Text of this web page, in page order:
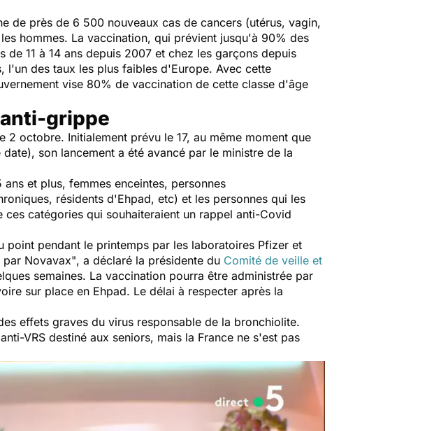
de près de 6 500 nouveaux cas de cancers (utérus, vagin,
hommes. La vaccination, qui prévient jusqu'à 90% des
11 à 14 ans depuis 2007 et chez les garçons depuis
l'un des taux les plus faibles d'Europe. Avec cette
vise 80% de vaccination de cette classe d'âge
grippe
2 octobre. Initialement prévu le 17, au même moment que
son lancement a été avancé par le ministre de la
et plus, femmes enceintes, personnes
résidents d'Ehpad, etc) et les personnes qui les
catégories qui souhaiteraient un rappel anti-Covid
point pendant le printemps par les laboratoires Pfizer et
par Novavax", a déclaré la présidente du Comité de veille et
semaines. La vaccination pourra être administrée par
sur place en Ehpad. Le délai à respecter après la
effets graves du virus responsable de la bronchiolite.
VRS destiné aux seniors, mais la France ne s'est pas